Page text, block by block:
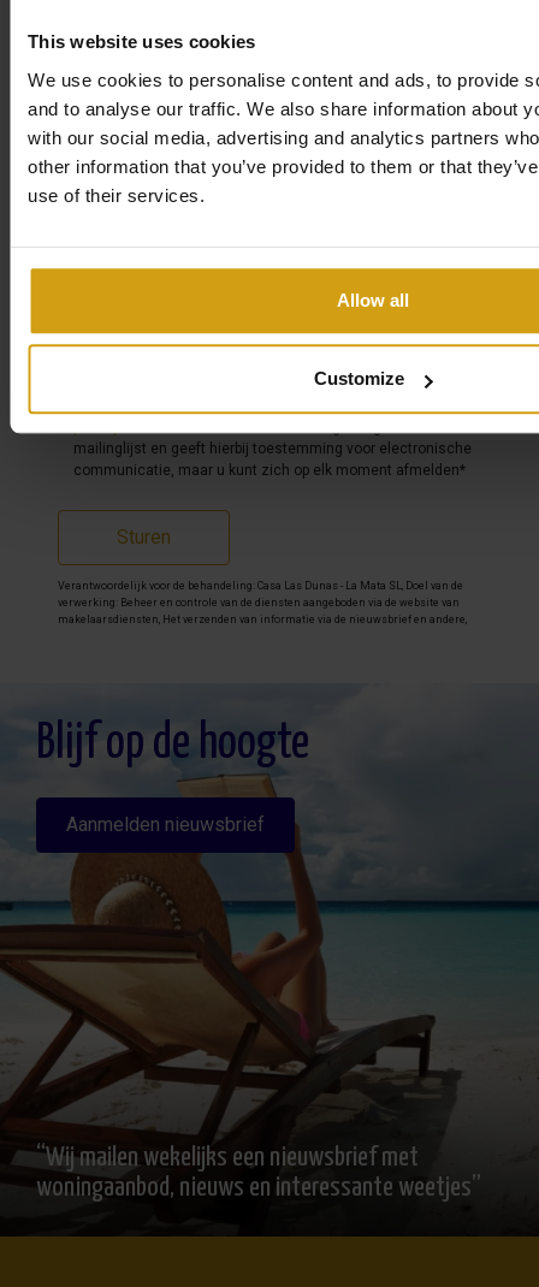
This website uses cookies
We use cookies to personalise content and ads, to provide
and to analyse our traffic. We also share information about
with our social media, advertising and analytics partners
other information that you’ve provided to them or that
use of their services.
Allow all
Customize
Vink het vakje aan om contact met ons op te nemen en ga
mailinglijst en geeft hierbij toestemming voor electronische
communicatie, maar u kunt zich op elk moment afmelden*
Sturen
Verantwoordelijk voor de behandeling: Casa Las Dunas - La Mata SL, Doel van de
verwerking: Beheer en controle van de diensten aangeboden via de website van
makelaarsdiensten, Het verzenden van informatie via de nieuwsbrief en andere,
gedetailleerde informatie over gegevensbescherming kan
geraadpleegd
Blijf op de hoogte
Aanmelden nieuwsbrief
“Wij mailen wekelijks een nieuwsbrief met
woningaanbod, nieuws en interessante weetjes”